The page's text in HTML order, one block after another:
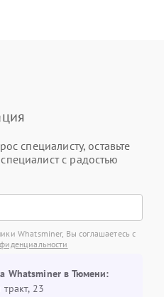
специалисту, оставьте
с радостью
Whatsminer, Вы соглашаетесь с
Whatsminer в Тюмени:
23